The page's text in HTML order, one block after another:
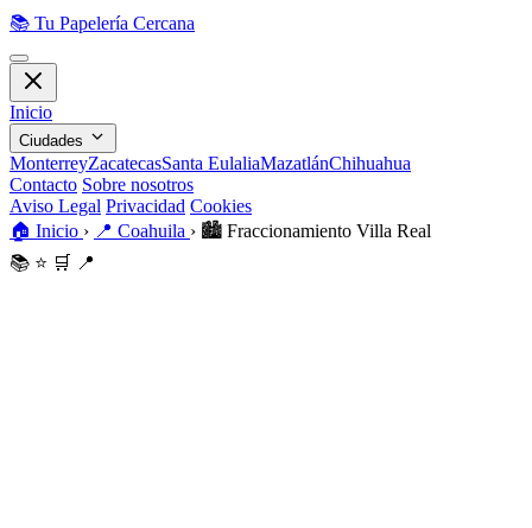
📚 Tu Papelería Cercana
Inicio
Ciudades
MonterreyZacatecasSanta EulaliaMazatlánChihuahua
Contacto Sobre nosotros
Aviso Legal Privacidad Cookies
🏠 Inicio › 📍 Coahuila › 🏙️ Fraccionamiento Villa Real
📚 ⭐ 🛒 📍